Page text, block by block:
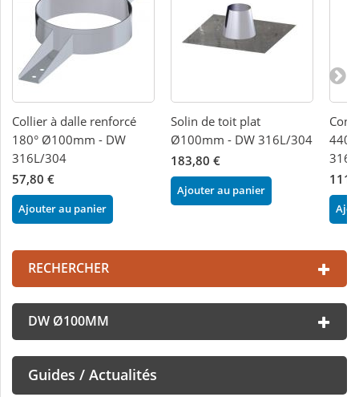
Collier à dalle renforcé
180° Ø100mm - DW
316L/304
57,80 €
Ajouter au panier
Solin de toit plat
Ø100mm - DW 316L/304
183,80 €
Ajouter au panier
440
RECHERCHER
DW Ø100MM
Guides / Actualités